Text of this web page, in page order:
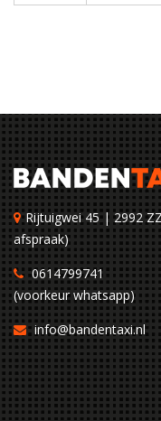
Rijtuigwei 45 | 2992
afspraak)
0614799741
(voorkeur whatsapp)
info@bandentaxi.nl